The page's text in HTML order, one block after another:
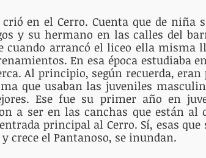
crió en el Cerro. Cuenta que de niña
y su hermano en las calles del
cuando arrancó el liceo ella misma
En esa época estudiaba
Al principio, según recuerda,
que usaban las juveniles
Ese fue su primer año en
a ser en las canchas que están al
principal al Cerro. Sí, esas
crece el Pantanoso, se inundan.